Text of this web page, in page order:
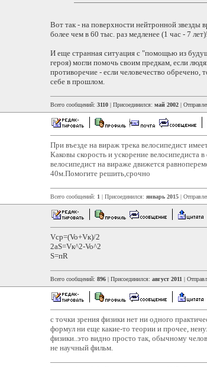
Вот так - на поверхности нейтронной звезды
более чем в 60 тыс. раз медленее (1 час - 7 лет)!
И еще странная ситуация с "помощью из
героя) могли помочь своим предкам, если
противоречие - если человечество
себе в прошлом.
Всего сообщений: 3110 | Присоединился: май 2002 |
При въезде на вираж трека велосипедист
Каковы скорость и ускорение велосипедиста
велосипедист на вираже движется
40м.Помогите решить,срочно
Всего сообщений: 1 | Присоединился: январь 2015 |
Vcp=(Vo+Vк)/2
2aS=Vк^2-Vo^2
S=пR
Всего сообщений: 896 | Присоединился: август 2011 |
с точки зрения физики нет ни одного
формул ни еще какие-то теории и прочее,
физики..это видно просто так, обычному
не научный фильм.